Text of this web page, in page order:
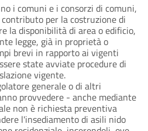
i comuni e i consorzi di comuni,
per la costruzione di
la disponibilità di area o edificio,
legge, già in proprietà o
brevi in rapporto ai vigenti
state avviate procedure di
vigente.
generale o di altri
provvedere - anche mediante
non è richiesta preventiva
l'insediamento di asili nido